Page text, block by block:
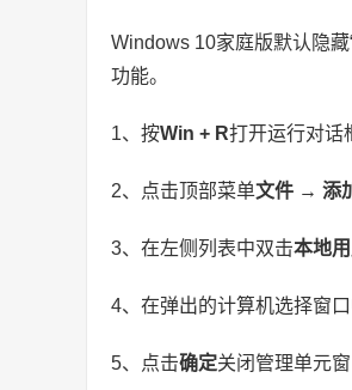
Windows 10家庭版默认隐
功能。
1、按Win + R打开运行对话
2、点击顶部菜单文件 → 添
3、在左侧列表中双击本地
4、在弹出的计算机选择窗
5、点击确定关闭管理单元